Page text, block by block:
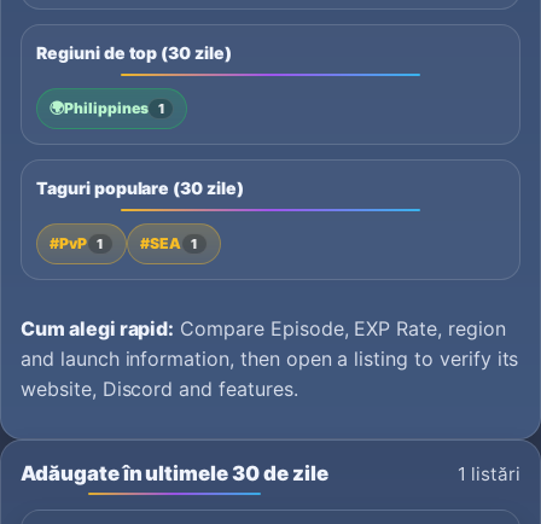
Regiuni de top (30 zile)
🌍Philippines 1
Taguri populare (30 zile)
#PvP 1 #SEA 1
Cum alegi rapid: Compare Episode, EXP Rate, region
and launch information, then open a listing to verify its
website, Discord and features.
Adăugate în ultimele 30 de zile 1 listări